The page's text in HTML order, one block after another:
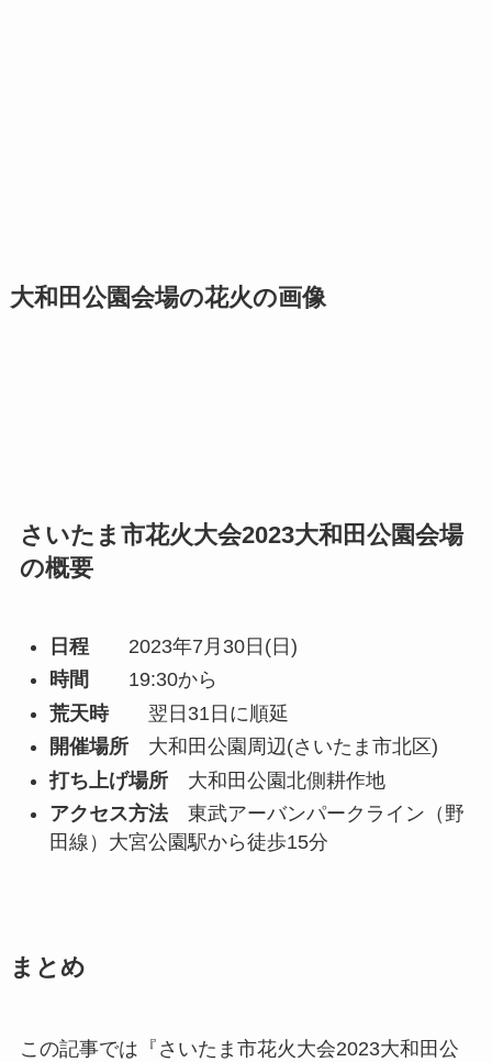
大和田公園会場の花火の画像
さいたま市花火大会2023大和田公園会場
の概要
日程2023年7月30日(日)
時間 19:30から
荒天時翌日31日に順延
開催場所大和田公園周辺(さいたま市北区)
打ち上げ場所大和田公園北側耕作地
アクセス方法東武アーバンパークライン（野
田線）大宮公園駅から徒歩15分
まとめ
この記事では『さいたま市花火大会2023大和田公